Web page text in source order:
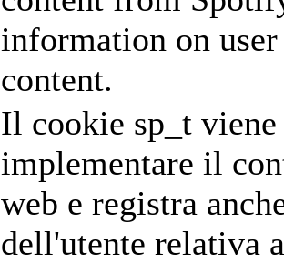
information on
content.
Il cookie sp_t
implementare il
web e registra
dell'utente relativa